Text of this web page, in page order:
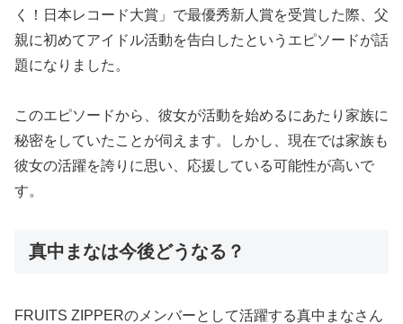
く！日本レコード大賞」で最優秀新人賞を受賞した際、父
親に初めてアイドル活動を告白したというエピソードが話
題になりました。
このエピソードから、彼女が活動を始めるにあたり家族に
秘密をしていたことが伺えます。しかし、現在では家族も
彼女の活躍を誇りに思い、応援している可能性が高いで
す。
真中まなは今後どうなる？
FRUITS ZIPPERのメンバーとして活躍する真中まなさん